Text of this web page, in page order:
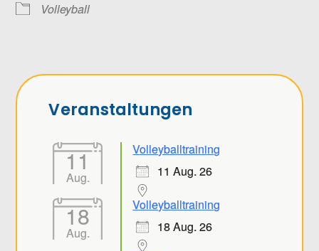
Volleyball
Veranstaltungen
11
Aug.
Volleyballtraining
11 Aug. 26
18
Aug.
Volleyballtraining
18 Aug. 26